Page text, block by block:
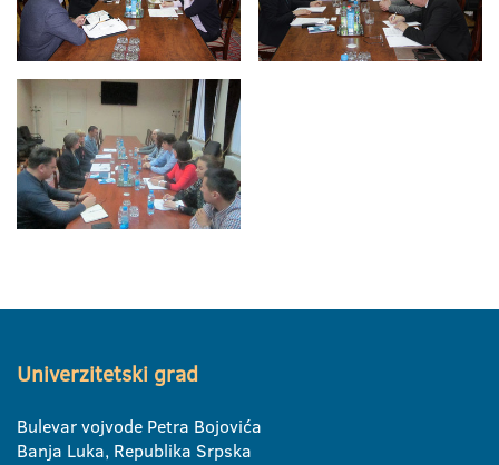
Univerzitetski grad
Bulevar vojvode Petra Bojovića
Banja Luka, Republika Srpska